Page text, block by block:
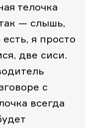
телочка
— слышь,
я просто
две сиси.
с
всегда